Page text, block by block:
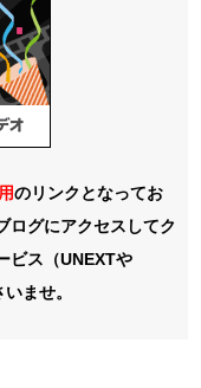
のリンクとなってお
ログにアクセスしてク
ビス（UNEXTや
ませ。